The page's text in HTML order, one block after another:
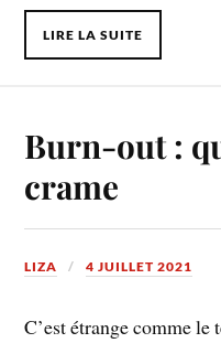
LIRE LA SUITE
Burn-out :
crame
LIZA 4 JUILLET 2021
C’est étrange comme le